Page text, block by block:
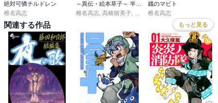
絶対可憐チルドレン
椎名高志
～異伝・絵本草子～ 半妖の夜叉姫
椎名高志, 高橋留美子, 隅沢克之
鐡のマビト
椎名高志
関連する作品 もっと見る